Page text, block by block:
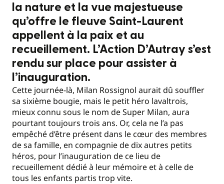
la nature et la vue majestueuse
qu’offre le fleuve Saint-Laurent
appellent à la paix et au
recueillement. L’Action D’Autray s’est
rendu sur place pour assister à
l’inauguration.
Cette journée-là, Milan Rossignol aurait dû souffler
sa sixième bougie, mais le petit héro lavaltrois,
mieux connu sous le nom de Super Milan, aura
pourtant toujours trois ans. Or, cela ne l’a pas
empêché d’être présent dans le cœur des membres
de sa famille, en compagnie de dix autres petits
héros, pour l’inauguration de ce lieu de
recueillement dédié à leur mémoire et à celle de
tous les enfants partis trop vite.